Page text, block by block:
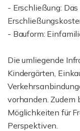
- Erschließung:
- Bauform:
Die umliegende
Kindergärten,
vorhanden. Zudem
Möglichkeiten für
Perspektiven.